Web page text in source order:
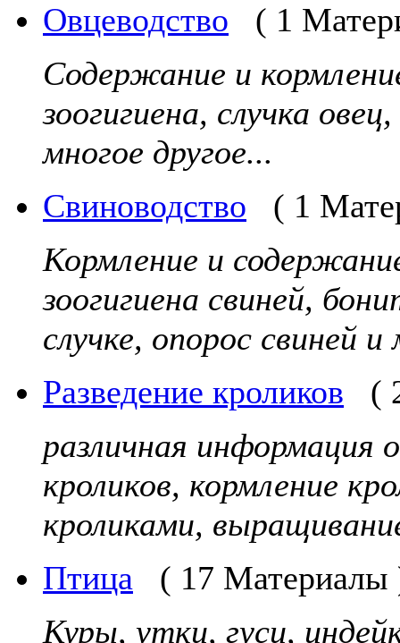
Овцеводство
( 1
Содержание и
зоогигиена, случка
многое другое...
Свиноводство
( 1
Кормление и
зоогигиена свиней,
случке, опорос свиней и
Разведение кроликов
(
различная информация
кроликов, кормление
кроликами,
Птица
( 17 Материалы
Куры, утки, гуси,